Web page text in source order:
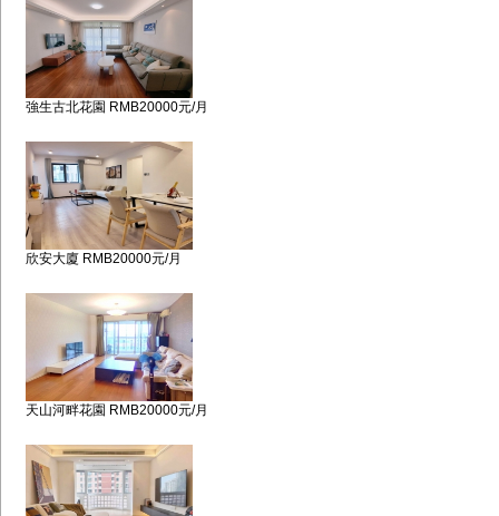
強生古北花園 RMB20000元/月
欣安大廈 RMB20000元/月
天山河畔花園 RMB20000元/月